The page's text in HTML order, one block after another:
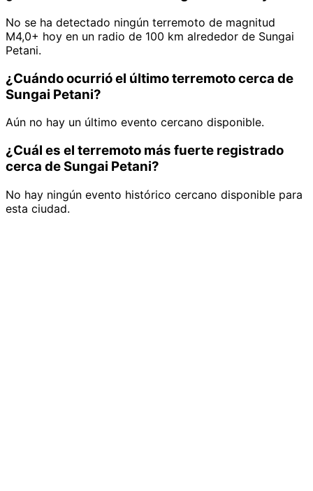
No se ha detectado ningún terremoto de magnitud
M4,0+ hoy en un radio de 100 km alrededor de Sungai
Petani.
¿Cuándo ocurrió el último terremoto cerca de
Sungai Petani?
Aún no hay un último evento cercano disponible.
¿Cuál es el terremoto más fuerte registrado
cerca de Sungai Petani?
No hay ningún evento histórico cercano disponible para
esta ciudad.